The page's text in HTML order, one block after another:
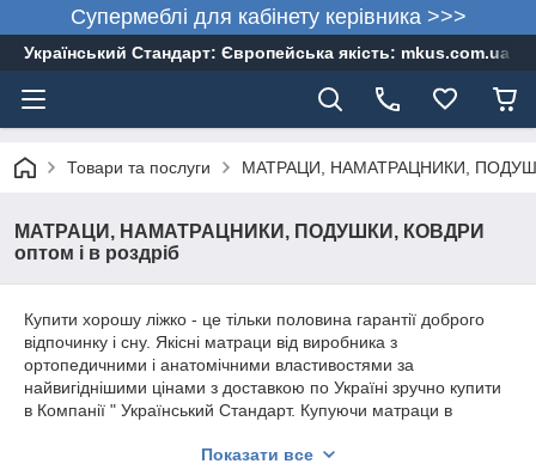
Супермеблі для кабінету керівника >>>
Український Стандарт: Європейська якість: mkus.com.ua
Товари та послуги МАТРАЦИ, НАМАТРАЦНИКИ,
МАТРАЦИ, НАМАТРАЦНИКИ, ПОДУШКИ, КОВДРИ
оптом і в роздріб
Купити хорошу ліжко - це тільки половина гарантії доброго
відпочинку і сну. Якісні матраци від виробника з
ортопедичними і анатомічними властивостями за
найвигіднішими цінами з доставкою по Україні зручно купити
в Компанії " Український Стандарт. Купуючи матраци в
тел. 057-754-30-44, 066-173-48-55, 067-585-26-29. Матраци
Показати все